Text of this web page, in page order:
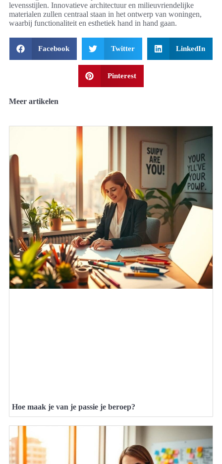
levensstijlen. Innovatieve architectuur en milieuvriendelijke
materialen zullen centraal staan in het ontwerp van woningen,
waarbij functionaliteit en esthetiek hand in hand gaan.
Facebook Twitter LinkedIn
Pinterest
Meer artikelen
Hoe maak je van je passie je beroep?